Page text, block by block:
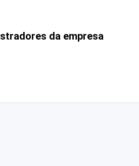
da empresa